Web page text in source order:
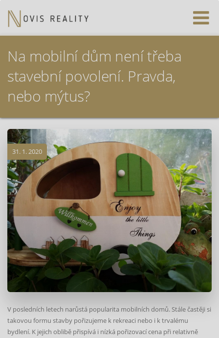
Na mobilní dům není třeba
stavební povolení. Pravda,
nebo mýtus?
31. 1. 2020
V posledních letech narůstá popularita mobilních domů. Stále častěji si
takovou formu stavby pořizujeme k rekreaci nebo i k trvalému
bydlení. K jejich oblibě přispívá i nízká pořizovací cena při relativně